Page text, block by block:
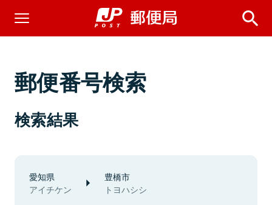
郵便番号検索
検索結果
愛知県
アイチケン
豊橋市
トヨハシシ